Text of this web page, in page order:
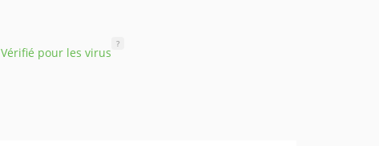
Vérifié pour les virus
?